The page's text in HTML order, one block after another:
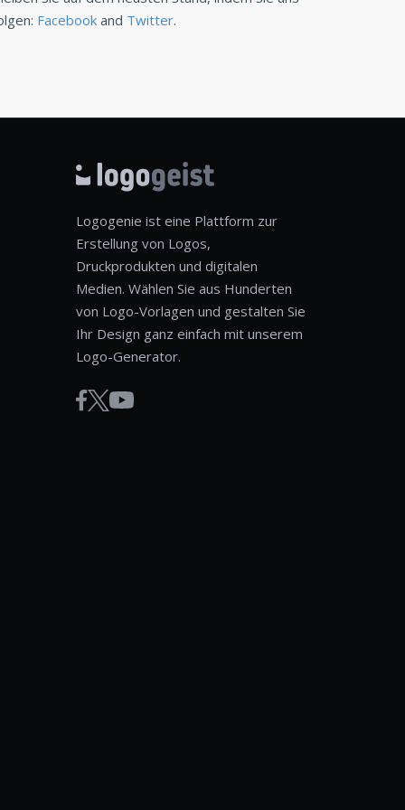
Facebook and Twitter.
Logogenie ist eine Plattform zur
Erstellung von Logos,
Druckprodukten und digitalen
Medien. Wählen Sie aus Hunderten
von Logo-Vorlagen und gestalten Sie
Ihr Design ganz einfach mit unserem
Logo-Generator.